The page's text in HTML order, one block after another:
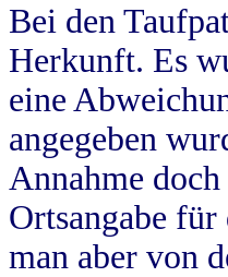
Bei den
Herkunft. Es
eine
angegeben
Annahme
Ortsangabe
man aber von